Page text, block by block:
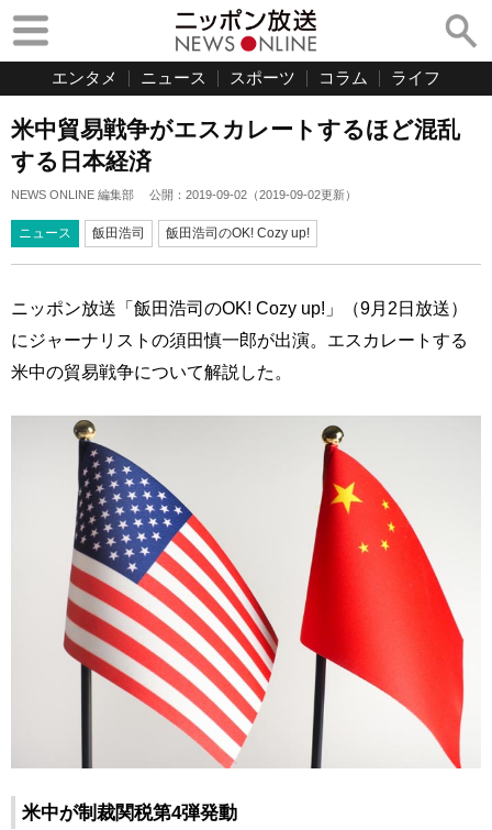
エンタメ ニュース スポーツ コラム ライフ
米中貿易戦争がエスカレートするほど混乱
する日本経済
NEWS ONLINE 編集部 公開： 2019-09-02 （2019-09-02更新）
ニュース 飯田浩司 飯田浩司のOK! Cozy up!
ニッポン放送「飯田浩司のOK! Cozy up!」（9月2日放送）
にジャーナリストの須田慎一郎が出演。エスカレートする
米中の貿易戦争について解説した。
米中が制裁関税第4弾発動